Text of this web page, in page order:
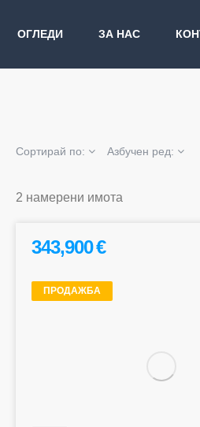
ОГЛЕДИ ЗА НАС
Сортирай по: Азбучен ред:
2 намерени имота
343,900 €
ПРОДАЖБА